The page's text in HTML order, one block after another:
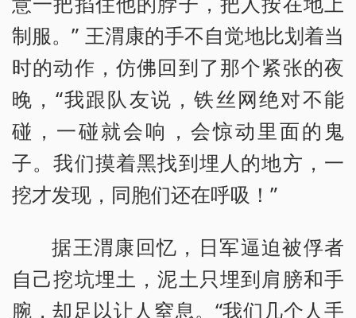
制服。” 王渭康的手不自觉地比划着当
时的动作，仿佛回到了那个紧张的夜
晚，“我跟队友说，铁丝网绝对不能
碰，一碰就会响，会惊动里面的鬼
子。我们摸着黑找到埋人的地方，一
挖才发现，同胞们还在呼吸！”
据王渭康回忆，日军逼迫被俘者
自己挖坑埋土，泥土只埋到肩膀和手
腕，却足以让人窒息。“我们几个人手